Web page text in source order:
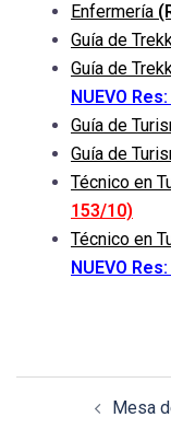
Enfermería
Guía de
Guía de
NUEVO
Guía de
Guía de
Técnico en
153/10)
Técnico en
NUEVO
Mesa